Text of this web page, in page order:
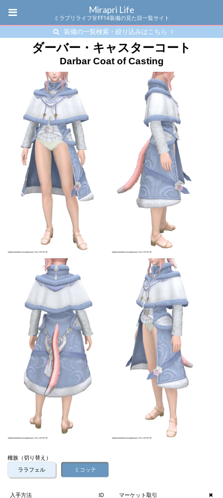
Mirapri Life
ミラプリライフ👗FF14装備の見た目一覧サイト
装備の一覧検索・絞り込みはこちら
ダーバー・キャスターコート
Darbar Coat of Casting
種族（切り替え）
ララフェル
ミコッテ
入手方法 ID マーケット取引 ✖